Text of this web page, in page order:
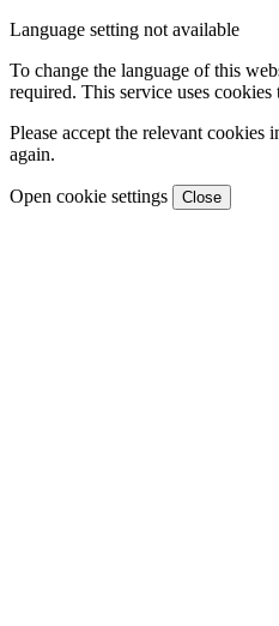
Language setting not available
To change the language of this
required. This service uses
Please accept the relevant cookies
again.
Open cookie settings Close